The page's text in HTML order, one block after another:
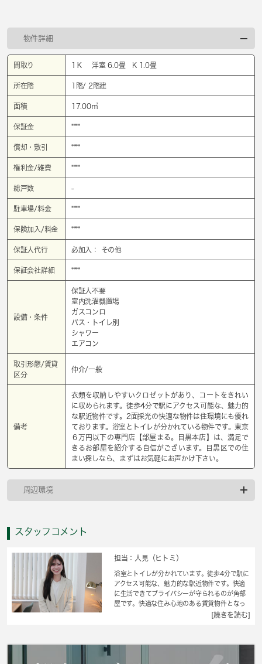
物件詳細
間取り 1Ｋ 洋室 6.0畳 K 1.0畳
所在階 1階/ 2階建
面積 17.00㎡
保証金 ****
償却・敷引 ****
権利金/雑費 ****
総戸数 -
駐車場/料金 ****
保険加入/料金 ****
保証人代行 必加入： その他
保証会社詳細 ****
設備・条件
保証人不要
室内洗濯機置場
ガスコンロ
バス・トイレ別
シャワー
エアコン
取引形態/賃貸
区分
仲介/一般
備考
衣類を収納しやすいクロゼットがあり、コートをきれい
に収められます。徒歩4分で駅にアクセス可能な、魅力的
な駅近物件です。2面採光の快適な物件は住環境にも優れ
ております。浴室とトイレが分かれている物件です。東京
６万円以下の専門店【部屋まる。目黒本店】は、満足で
きるお部屋を紹介する自信がございます。目黒区での住
まい探しなら、まずはお気軽にお声かけ下さい。
周辺環境
スタッフコメント
担当：人見（ヒトミ）
浴室とトイレが分かれています。徒歩4分で駅に
アクセス可能な、魅力的な駅近物件です。快適
に生活できてプライバシーが守られるのが角部
屋です。快適な住み心地のある賃貸物件となっ
ており、好評を得ています。目黒区エリアと東
待ちしております。
[続きを読む]